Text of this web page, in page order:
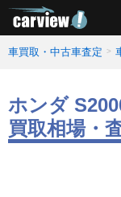
車買取・中古車査定
ホンダ
買取相場・